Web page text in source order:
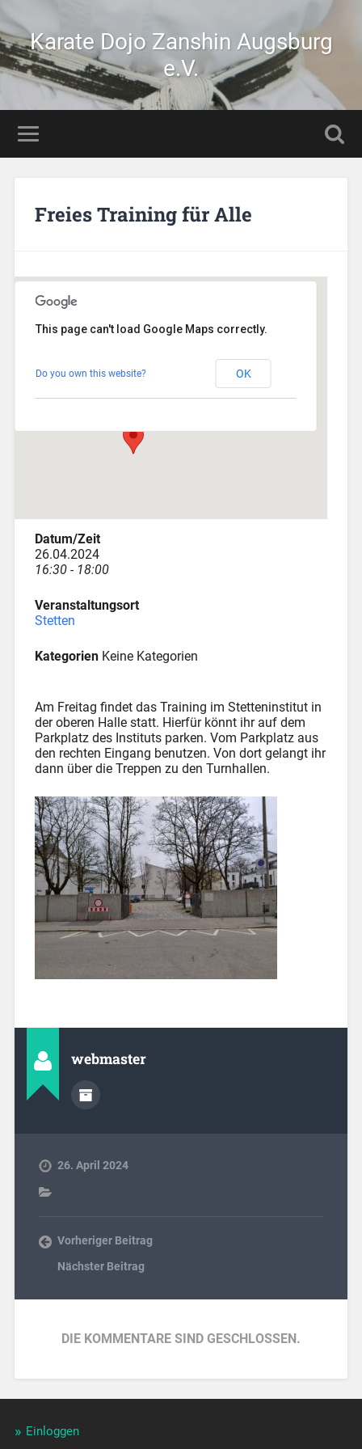
Karate Dojo Zanshin Augsburg
e.V.
Freies Training für Alle
Veranstaltungen
This page can't load Google Maps correctly.
Do you own this website? OK
Datum/Zeit
26.04.2024
16:30 - 18:00
Veranstaltungsort
Stetten
KategorienKeine Kategorien
Am Freitag findet das Training im Stetteninstitut in
der oberen Halle statt. Hierfür könnt ihr auf dem
Parkplatz des Instituts parken. Vom Parkplatz aus
den rechten Eingang benutzen. Von dort gelangt ihr
dann über die Treppen zu den Turnhallen.
webmaster
26. April 2024
Vorheriger Beitrag
Nächster Beitrag
DIE KOMMENTARE SIND GESCHLOSSEN.
Einloggen